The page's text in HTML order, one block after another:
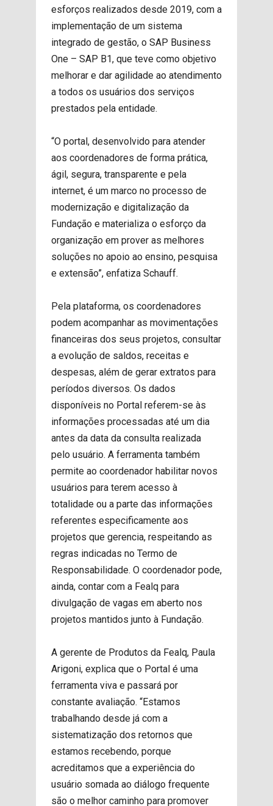
esforços realizados desde 2019, com a
implementação de um sistema
integrado de gestão, o SAP Business
One – SAP B1, que teve como objetivo
melhorar e dar agilidade ao atendimento
a todos os usuários dos serviços
prestados pela entidade.
“O portal, desenvolvido para atender
aos coordenadores de forma prática,
ágil, segura, transparente e pela
internet, é um marco no processo de
modernização e digitalização da
Fundação e materializa o esforço da
organização em prover as melhores
soluções no apoio ao ensino, pesquisa
e extensão”, enfatiza Schauff.
Pela plataforma, os coordenadores
podem acompanhar as movimentações
financeiras dos seus projetos, consultar
a evolução de saldos, receitas e
despesas, além de gerar extratos para
períodos diversos. Os dados
disponíveis no Portal referem-se às
informações processadas até um dia
antes da data da consulta realizada
pelo usuário. A ferramenta também
permite ao coordenador habilitar novos
usuários para terem acesso à
totalidade ou a parte das informações
referentes especificamente aos
projetos que gerencia, respeitando as
regras indicadas no Termo de
Responsabilidade. O coordenador pode,
ainda, contar com a Fealq para
divulgação de vagas em aberto nos
projetos mantidos junto à Fundação.
A gerente de Produtos da Fealq, Paula
Arigoni, explica que o Portal é uma
ferramenta viva e passará por
constante avaliação. “Estamos
trabalhando desde já com a
sistematização dos retornos que
estamos recebendo, porque
acreditamos que a experiência do
usuário somada ao diálogo frequente
são o melhor caminho para promover